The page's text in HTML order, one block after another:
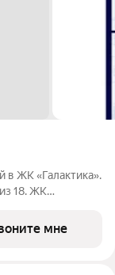
в ЖК «Галактика».
для тех, кто
мне